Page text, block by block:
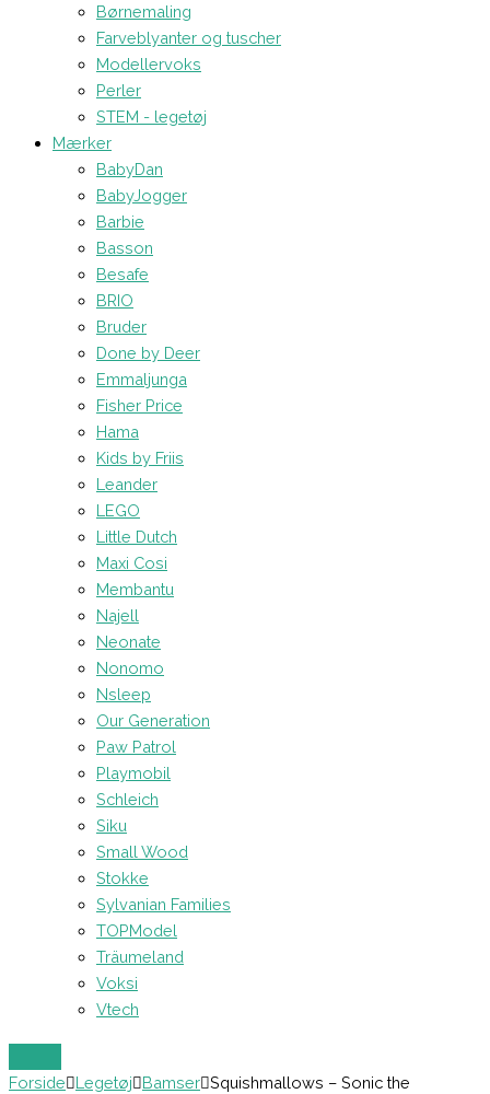
Børnemaling
Farveblyanter og tuscher
Modellervoks
Perler
STEM - legetøj
Mærker
BabyDan
BabyJogger
Barbie
Basson
Besafe
BRIO
Bruder
Done by Deer
Emmaljunga
Fisher Price
Hama
Kids by Friis
Leander
LEGO
Little Dutch
Maxi Cosi
Membantu
Najell
Neonate
Nonomo
Nsleep
Our Generation
Paw Patrol
Playmobil
Schleich
Siku
Small Wood
Stokke
Sylvanian Families
TOPModel
Träumeland
Voksi
Vtech
Forside Legetøj Bamser Squishmallows – Sonic the